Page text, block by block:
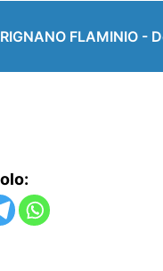
RIGNANO FLAMINIO -